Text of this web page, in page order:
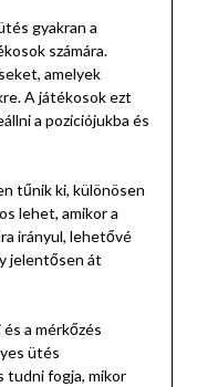
gyakran a
számára.
amelyek
A játékosok ezt
a pozíciójukba és
tűnik ki, különösen
lehet, amikor a
irányul, lehetővé
jelentősen át
a mérkőzés
ütés
tudni fogja, mikor